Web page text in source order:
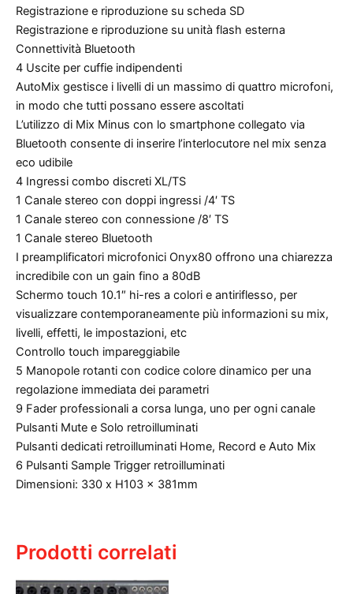
Registrazione e riproduzione su scheda SD
Registrazione e riproduzione su unità flash esterna
Connettività Bluetooth
4 Uscite per cuffie indipendenti
AutoMix gestisce i livelli di un massimo di quattro microfoni,
in modo che tutti possano essere ascoltati
L’utilizzo di Mix Minus con lo smartphone collegato via
Bluetooth consente di inserire l’interlocutore nel mix senza
eco udibile
4 Ingressi combo discreti XL/TS
1 Canale stereo con doppi ingressi /4′ TS
1 Canale stereo con connessione /8′ TS
1 Canale stereo Bluetooth
I preamplificatori microfonici Onyx80 offrono una chiarezza
incredibile con un gain fino a 80dB
Schermo touch 10.1″ hi-res a colori e antiriflesso, per
visualizzare contemporaneamente più informazioni su mix,
livelli, effetti, le impostazioni, etc
Controllo touch impareggiabile
5 Manopole rotanti con codice colore dinamico per una
regolazione immediata dei parametri
9 Fader professionali a corsa lunga, uno per ogni canale
Pulsanti Mute e Solo retroilluminati
Pulsanti dedicati retroilluminati Home, Record e Auto Mix
6 Pulsanti Sample Trigger retroilluminati
Dimensioni: 330 x H103 x 381mm
Prodotti correlati